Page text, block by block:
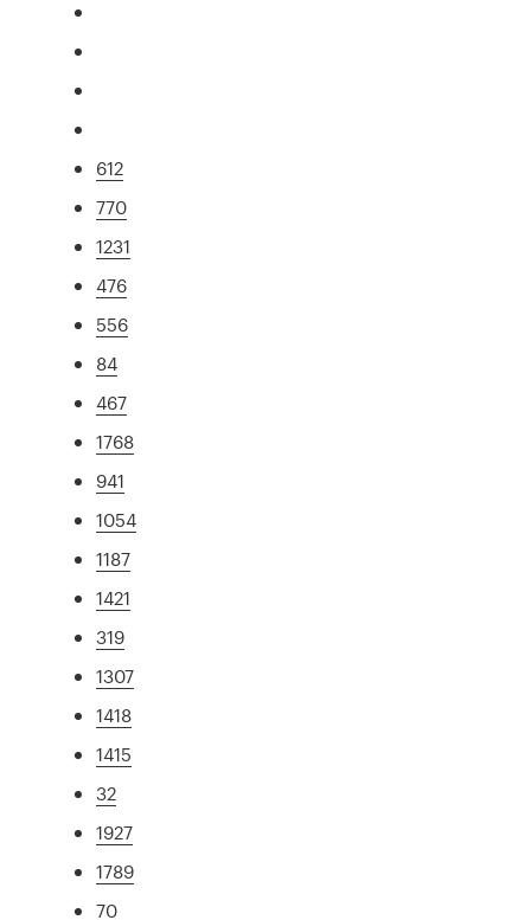
612
770
1231
476
556
84
467
1768
941
1054
1187
1421
319
1307
1418
1415
32
1927
1789
70